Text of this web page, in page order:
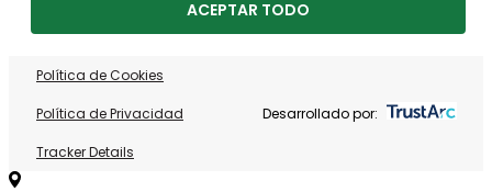
ACEPTAR TODO
Política de Cookies
Política de Privacidad
Tracker Details
Desarrollado por: